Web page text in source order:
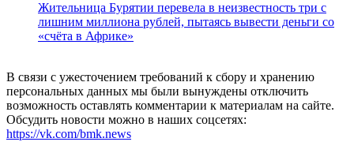
Жительница Бурятии перевела в неизвестность три с
лишним миллиона рублей, пытаясь вывести деньги со
«счёта в Африке»
В связи с ужесточением требований к сбору и хранению
персональных данных мы были вынуждены отключить
возможность оставлять комментарии к материалам на сайте.
Обсудить новости можно в наших соцсетях:
https://vk.com/bmk.news